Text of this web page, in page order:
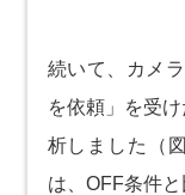
続いて、カメ
を依頼」を受
析しました（
は、OFF条件